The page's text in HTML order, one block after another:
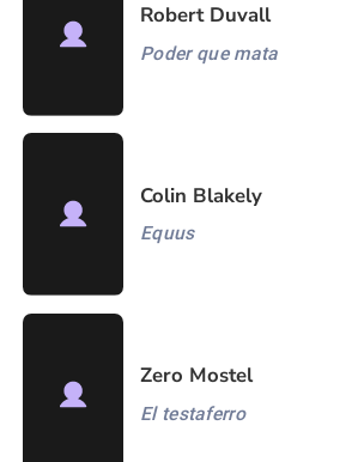
Robert Duvall
Poder que mata
Colin Blakely
Equus
Zero Mostel
El testaferro